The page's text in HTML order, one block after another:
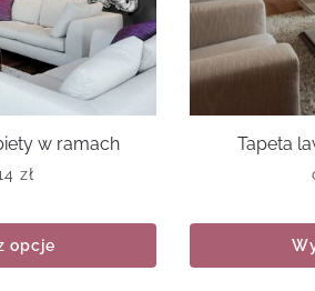
w ramach
zł
opcje
Tapeta